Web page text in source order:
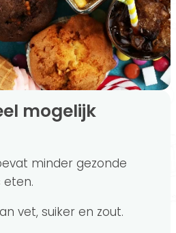
minder gezonde
eten.
vet, suiker en zout.